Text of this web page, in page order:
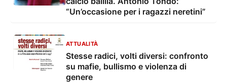
“Un’occasione per i ragazzi neretini”
ATTUALITÀ
Stesse radici, volti diversi: confronto
su mafie, bullismo e violenza di
genere